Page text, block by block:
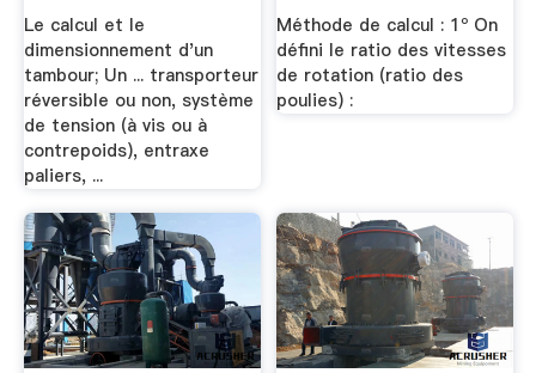
Le calcul et le
dimensionnement d'un
tambour; Un ... transporteur
réversible ou non, système
de tension (à vis ou à
contrepoids), entraxe
paliers, ...
Méthode de calcul : 1º On
défini le ratio des vitesses
de rotation (ratio des
poulies) :